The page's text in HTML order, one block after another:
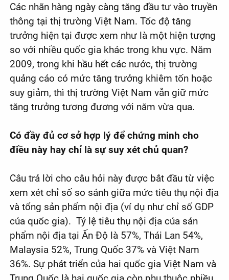
Các nhãn hàng ngày càng tăng đầu tư vào truyền
thông tại thị trường Việt Nam. Tốc độ tăng
trưởng hiện tại được xem như là một hiện tượng
so với nhiều quốc gia khác trong khu vực. Năm
2009, trong khi hầu hết các nước, thị trường
quảng cáo có mức tăng trưởng khiêm tốn hoặc
suy giảm, thì thị trường Việt Nam vẫn giữ mức
tăng trưởng tương đương với năm vừa qua.
Có đầy đủ cơ sở hợp lý để chứng minh cho
điều này hay chỉ là sự suy xét chủ quan?
Câu trả lời cho câu hỏi này được bắt đầu từ việc
xem xét chỉ số so sánh giữa mức tiêu thụ nội địa
và tổng sản phẩm nội địa (ví dụ như chỉ số GDP
của quốc gia). Tỷ lệ tiêu thụ nội địa của sản
phẩm nội địa tại Ấn Độ là 57%, Thái Lan 54%,
Malaysia 52%, Trung Quốc 37% và Việt Nam
36%. Sự phát triển của hai quốc gia Việt Nam và